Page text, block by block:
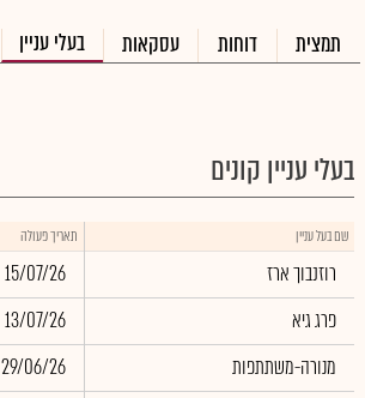
תמצית דוחות עסקאות בעלי עניין
בעלי עניין קונים
שם בעל עניין תאריך פעולה
רוזנבוך ארז 15/07/26
פרג גיא
13/07/26
מנורה-משתתפות
29/06/26